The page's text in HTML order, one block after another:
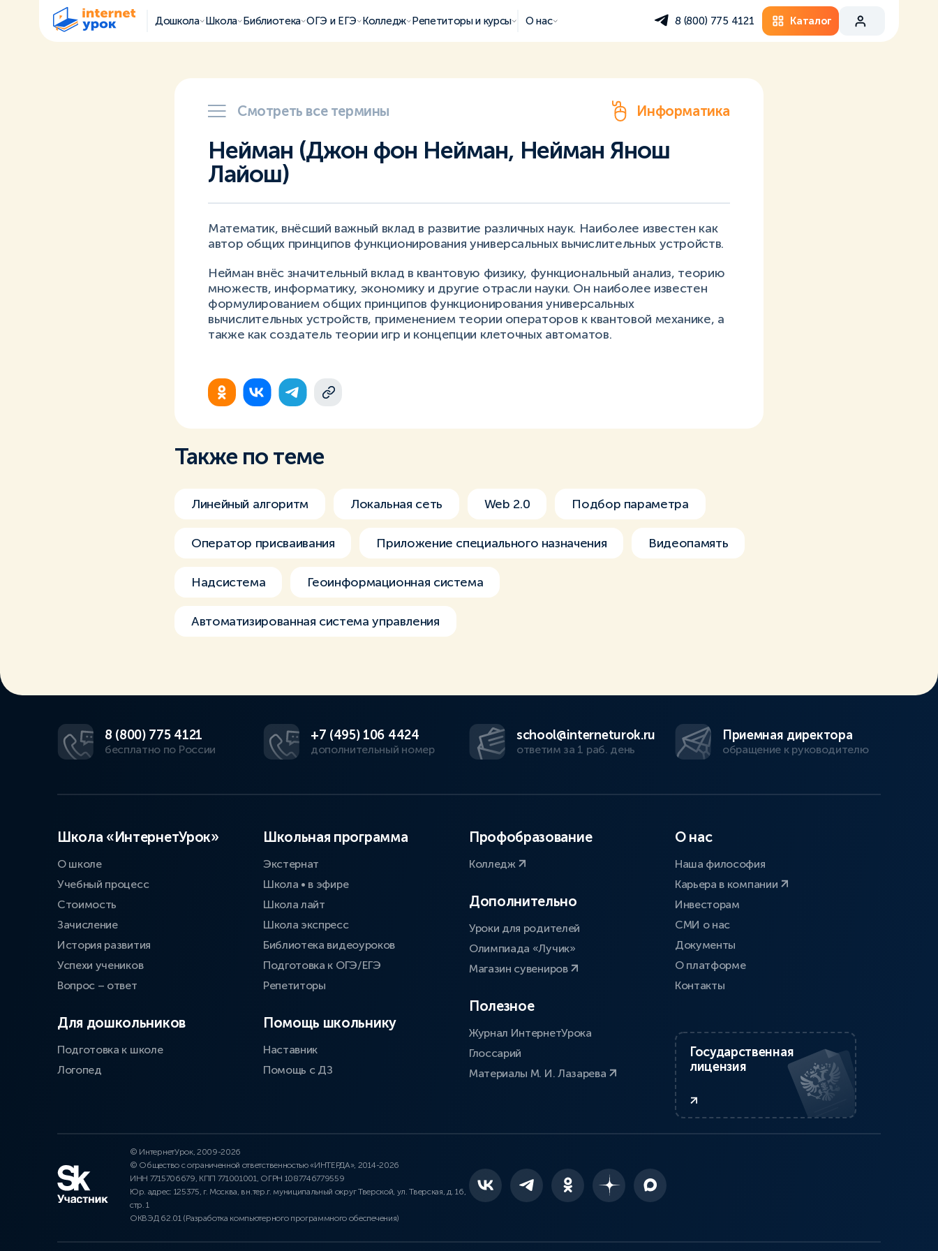
Дошкола Школа Библиотека ОГЭ и ЕГЭ Колледж Репетиторы и курсы О нас 8 (800) 775 4121 Каталог
Смотреть все термины Информатика
Нейман (Джон фон Нейман, Нейман Янош
Лайош)
Математик, внёсший важный вклад в развитие различных наук. Наиболее известен как
автор общих принципов функционирования универсальных вычислительных устройств.
Нейман внёс значительный вклад в квантовую физику, функциональный анализ, теорию
множеств, информатику, экономику и другие отрасли науки. Он наиболее известен
формулированием общих принципов функционирования универсальных
вычислительных устройств, применением теории операторов к квантовой механике, а
также как создатель теории игр и концепции клеточных автоматов.
Также по теме
Линейный алгоритм Локальная сеть Web 2.0 Подбор параметра
Оператор присваивания Приложение специального назначения Видеопамять
Надсистема Геоинформационная система
Автоматизированная система управления
8 (800) 775 4121
бесплатно по России
+7 (495) 106 4424
дополнительный номер
school@interneturok.ru
ответим за 1 раб. день
Приемная директора
обращение к руководителю
Школа «ИнтернетУрок»
О школе
Учебный процесс
Стоимость
Зачисление
История развития
Успехи учеников
Вопрос – ответ
Для дошкольников
Подготовка к школе
Логопед
Школьная программа
Экстернат
Школа • в эфире
Школа лайт
Школа экспресс
Библиотека видеоуроков
Подготовка к ОГЭ/ЕГЭ
Репетиторы
Помощь школьнику
Наставник
Помощь с ДЗ
Профобразование
Колледж
Дополнительно
Уроки для родителей
Олимпиада «Лучик»
Магазин сувениров
Полезное
Журнал ИнтернетУрока
Глоссарий
Материалы М. И. Лазарева
О нас
Наша философия
Карьера в компании
Инвесторам
СМИ о нас
Документы
О платформе
Контакты
Государственная
лицензия
© ИнтернетУрок, 2009-2026
© Общество с ограниченной ответственностью «ИНТЕРДА», 2014-2026
ИНН 7715706679, КПП 771001001, ОГРН 1087746779559
Юр. адрес: 125375, г. Москва, вн.тер.г. муниципальный округ Тверской, ул. Тверская, д. 16,
стр. 1
ОКВЭД 62.01 (Разработка компьютерного программного обеспечения)